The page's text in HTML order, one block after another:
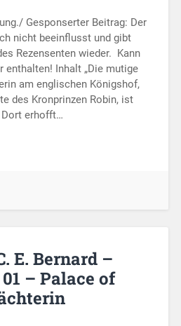
Gesponserter Beitrag: Der
nicht beeinflusst und gibt
Rezensenten wieder. Kann
enthalten! Inhalt „Die mutige
am englischen Königshof,
des Kronprinzen Robin, ist
erhofft…
E. Bernard –
– Palace of